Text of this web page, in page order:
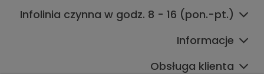
Infolinia czynna w godz. 8 - 16 (pon.-pt.)
Informacje
Obsługa klienta